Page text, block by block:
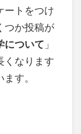
ートをつけ
つか投稿が
について 」
くなります
す。